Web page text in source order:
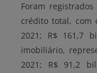
Foram
crédito total, com
2021; R$ 161,7
imobiliário,
2021; R$ 91,2